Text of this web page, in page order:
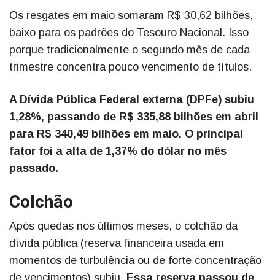
Os resgates em maio somaram R$ 30,62 bilhões,
baixo para os padrões do Tesouro Nacional. Isso
porque tradicionalmente o segundo mês de cada
trimestre concentra pouco vencimento de títulos.
A Dívida Pública Federal externa (DPFe) subiu
1,28%, passando de R$ 335,88 bilhões em abril
para R$ 340,49 bilhões em maio. O principal
fator foi a alta de 1,37% do dólar no mês
passado.
Colchão
Após quedas nos últimos meses, o colchão da
dívida pública (reserva financeira usada em
momentos de turbulência ou de forte concentração
de vencimentos) subiu. Essa reserva passou de